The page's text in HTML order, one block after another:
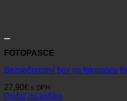
FOTOPASCE
Bezpečnostný box na fotopascu
27,90€ s DPH
Pridať do košíka